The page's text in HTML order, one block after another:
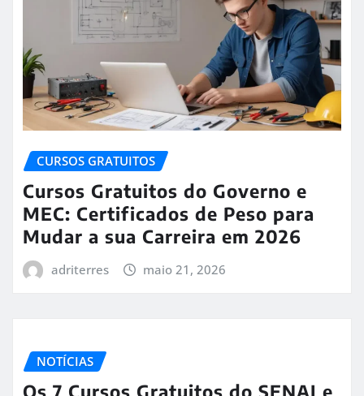
CURSOS GRATUITOS
Cursos Gratuitos do Governo e
MEC: Certificados de Peso para
Mudar a sua Carreira em 2026
adriterres maio 21, 2026
NOTÍCIAS
Os 7 Cursos Gratuitos do SENAI e